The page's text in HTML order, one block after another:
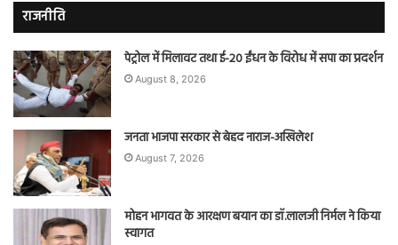
राजनीति
पेट्रोल में मिलावट तथा ई-20 ईंधन के विरोध में सपा का प्रदर्शन
August 8, 2026
जनता भाजपा सरकार से बेहद नाराज-अखिलेश
August 7, 2026
मोहन भागवत के आरक्षण बयान का डॉ.लालजी निर्मल ने किया
स्वागत